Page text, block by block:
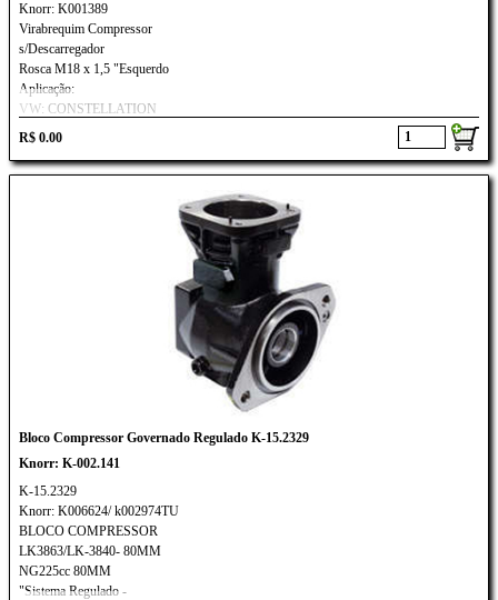
Knorr: K001389
Virabrequim Compressor
s/Descarregador
Rosca M18 x 1,5 "Esquerdo
Aplicação:
VW: CONSTELLATION
FORD CARGO/CUMMINS
R$ 0.00
Bloco Compressor Governado Regulado K-15.2329
Knorr: K-002.141
K-15.2329
Knorr: K006624/ k002974TU
BLOCO COMPRESSOR
LK3863/LK-3840- 80MM
NG225cc 80MM
"Sistema Regulado -